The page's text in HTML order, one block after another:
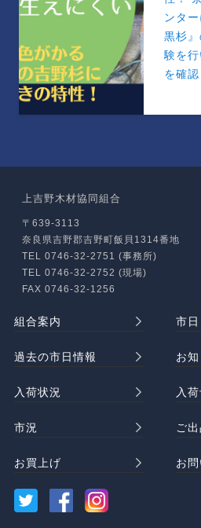
ンタ
黒杉
験を
を確認
上吉野木材協同組合
〒639-3113
奈良県吉野郡吉野町飯貝1314番地
TEL 0746-32-2751 (事務所)
TEL 0746-32-2752 (現場)
FAX 0746-32-1256
組合案内 市日
過去の市日情報 お
入荷状況 入
市況 ご出
お買上げ お